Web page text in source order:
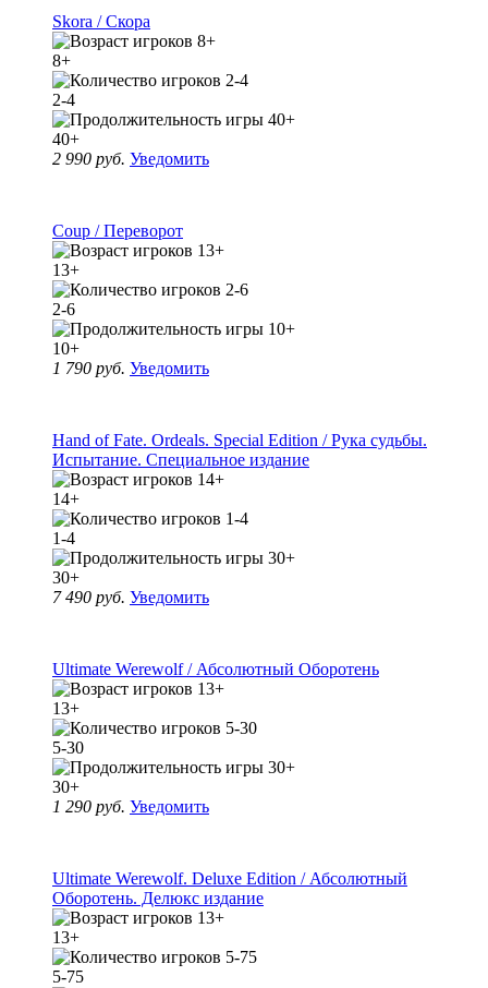
Skora / Скора
8+
2-4
40+
2 990 руб. Уведомить
Coup / Переворот
13+
2-6
10+
1 790 руб. Уведомить
Hand of Fate. Ordeals. Special Edition / Рука судьбы.
Испытание. Специальное издание
14+
1-4
30+
7 490 руб. Уведомить
Ultimate Werewolf / Абсолютный Оборотень
13+
5-30
30+
1 290 руб. Уведомить
Ultimate Werewolf. Deluxe Edition / Абсолютный
Оборотень. Делюкс издание
13+
5-75